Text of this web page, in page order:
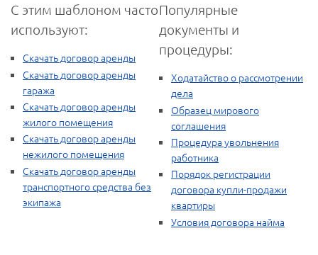
С этим шаблоном часто
используют:
Скачать договор аренды
Скачать договор аренды
гаража
Скачать договор аренды
жилого помещения
Скачать договор аренды
нежилого помещения
Скачать договор аренды
транспортного средства без
экипажа
Популярные
документы и
процедуры:
Ходатайство о рассмотрении
дела
Образец мирового
соглашения
Процедура увольнения
работника
Порядок регистрации
договора купли-продажи
квартиры
Условия договора найма